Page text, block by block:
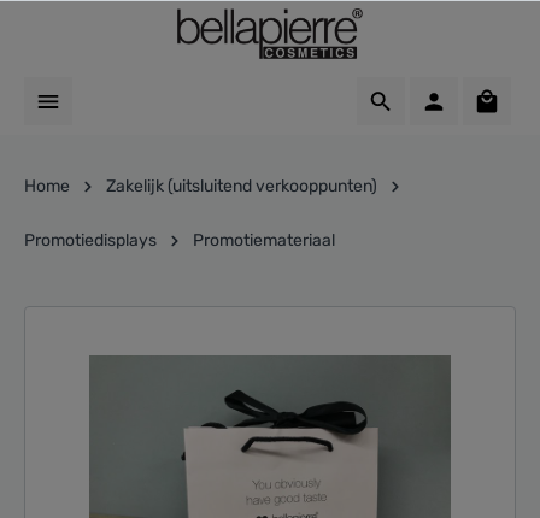
Home Zakelijk (uitsluitend verkooppunten)
Promotiedisplays Promotiemateriaal